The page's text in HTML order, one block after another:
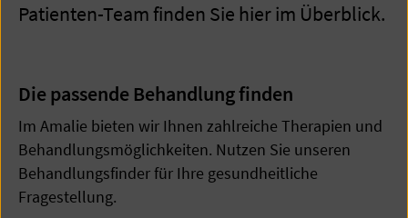
Patienten-Team finden Sie hier im Überblick.
Die passende Behandlung finden
Im Amalie bieten wir Ihnen zahlreiche Therapien und
Behandlungsmöglichkeiten. Nutzen Sie unseren
Behandlungsfinder für Ihre gesundheitliche
Fragestellung.